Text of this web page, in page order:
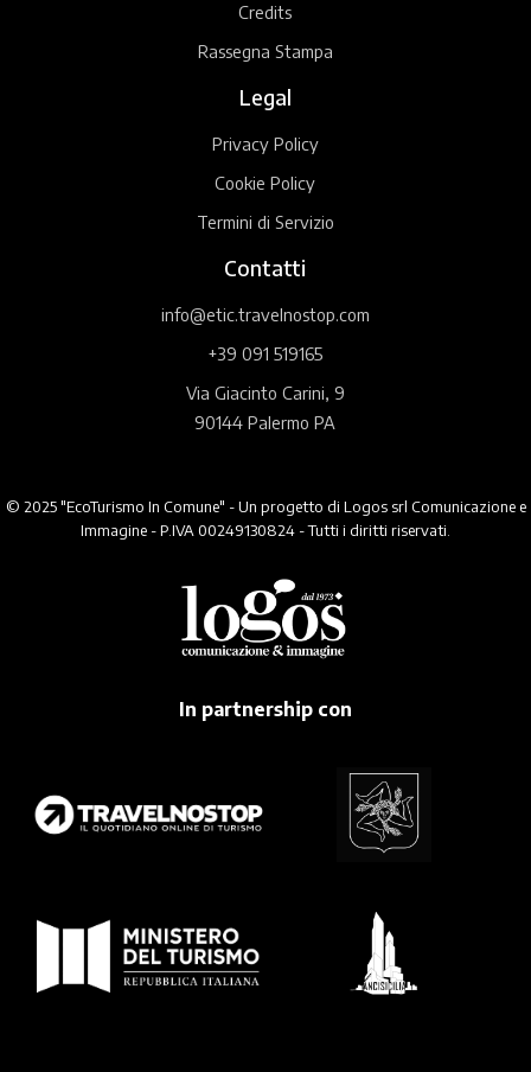
Credits
Rassegna Stampa
Legal
Privacy Policy
Cookie Policy
Termini di Servizio
Contatti
info@etic.travelnostop.com
+39 091 519165
Via Giacinto Carini, 9
90144 Palermo PA
© 2025 "EcoTurismo In Comune" - Un progetto di Logos srl Comunicazione e
Immagine - P.IVA 00249130824 - Tutti i diritti riservati.
In partnership con